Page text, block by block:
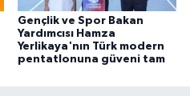
Gençlik ve Spor Bakan
Yardımcısı Hamza
Yerlikaya'nın Türk modern
pentatlonuna güveni tam